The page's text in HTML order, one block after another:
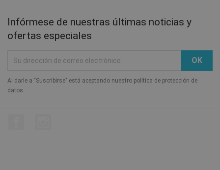
Infórmese de nuestras últimas noticias y
ofertas especiales
Al darle a "Suscribirse" está aceptando nuestro política de protección de
datos.